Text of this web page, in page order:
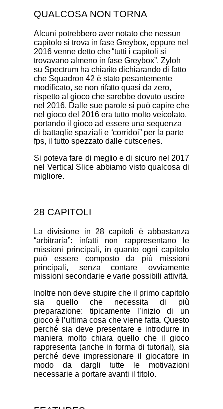
QUALCOSA NON TORNA
Alcuni potrebbero aver notato che nessun
capitolo si trova in fase Greybox, eppure nel
2016 venne detto che “tutti i capitoli si
trovavano almeno in fase Greybox”. Zyloh
su Spectrum ha chiarito dichiarando di fatto
che Squadron 42 è stato pesantemente
modificato, se non rifatto quasi da zero,
rispetto al gioco che sarebbe dovuto uscire
nel 2016. Dalle sue parole si può capire che
nel gioco del 2016 era tutto molto veicolato,
portando il gioco ad essere una sequenza
di battaglie spaziali e “corridoi” per la parte
fps, il tutto spezzato dalle cutscenes.
Si poteva fare di meglio e di sicuro nel 2017
nel Vertical Slice abbiamo visto qualcosa di
migliore.
28 CAPITOLI
La divisione in 28 capitoli è abbastanza
“arbitraria”: infatti non rappresentano le
missioni principali, in quanto ogni capitolo
può essere composto da più missioni
principali, senza contare ovviamente
missioni secondarie e varie possibili attività.
Inoltre non deve stupire che il primo capitolo
sia quello che necessita di più
preparazione: tipicamente l’inizio di un
gioco è l’ultima cosa che viene fatta. Questo
perché sia deve presentare e introdurre in
maniera molto chiara quello che il gioco
rappresenta (anche in forma di tutorial), sia
perché deve impressionare il giocatore in
modo da dargli tutte le motivazioni
necessarie a portare avanti il titolo.